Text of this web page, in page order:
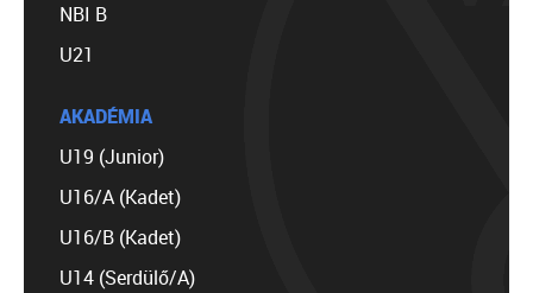
NBI B
U21
AKADÉMIA
U19 (Junior)
U16/A (Kadet)
U16/B (Kadet)
U14 (Serdülő/A)